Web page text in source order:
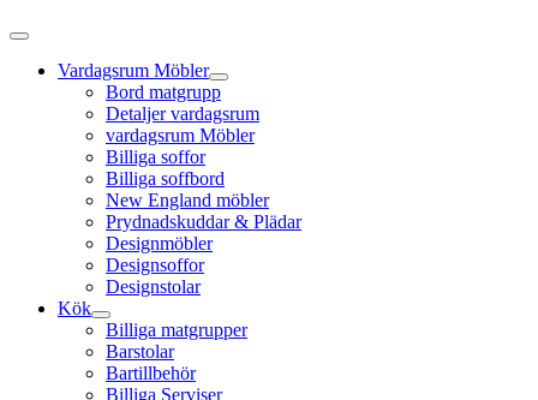
Vardagsrum Möbler
Bord matgrupp
Detaljer vardagsrum
vardagsrum Möbler
Billiga soffor
Billiga soffbord
New England möbler
Prydnadskuddar & Plädar
Designmöbler
Designsoffor
Designstolar
Kök
Billiga matgrupper
Barstolar
Bartillbehör
Billiga Serviser